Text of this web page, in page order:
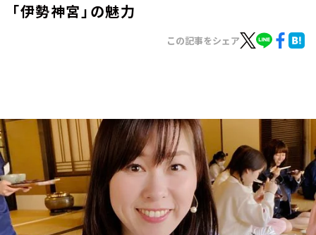
トピックス
TBS Podcast
お知らせ
イベント・グッズ
YouTube
会社情報
「伊勢神宮」の魅力
この記事をシェア